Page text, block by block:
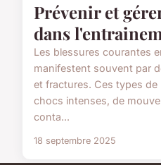
Prévenir et
dans
Les blessures courantes
manifestent souvent par
et fractures. Ces types
chocs intenses, de
conta...
18 septembre 2025